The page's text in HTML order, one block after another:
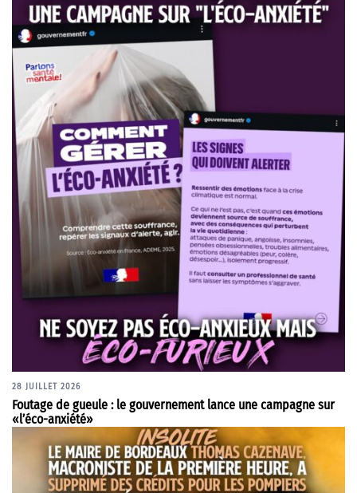
28 JUILLET 2026
Foutage de gueule : le gouvernement lance une campagne sur
«l’éco-anxiété»